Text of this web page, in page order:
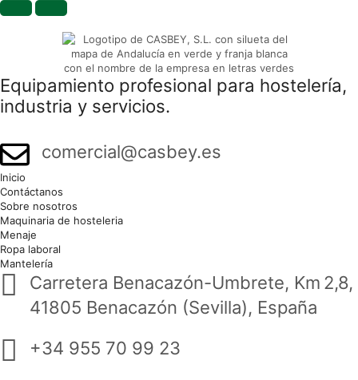
Equipamiento profesional para hostelería,
industria y servicios.
comercial@casbey.es
Inicio
Contáctanos
Sobre nosotros
Maquinaria de hosteleria
Menaje
Ropa laboral
Mantelería
Carretera Benacazón-Umbrete, Km 2,8,
41805 Benacazón (Sevilla), España
+34 955 70 99 23